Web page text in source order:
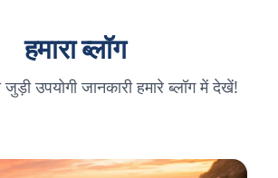
हमारा ब्लॉग
उपयोगी जानकारी हमारे ब्लॉग में देखें!